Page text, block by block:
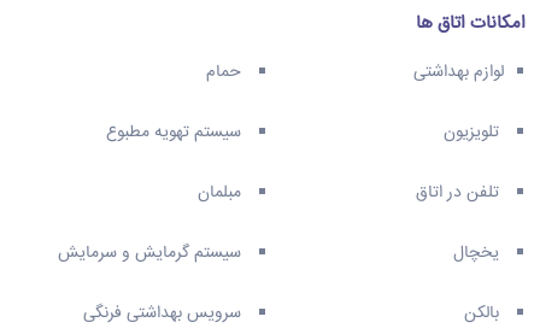
امکانات اتاق ها
لوازم بهداشتی حمام
تلویزیون سیستم تهویه مطبوع
تلفن در اتاق مبلمان
یخچال سیستم گرمایش و سرمایش
بالکن سرویس بهداشتی فرنگی